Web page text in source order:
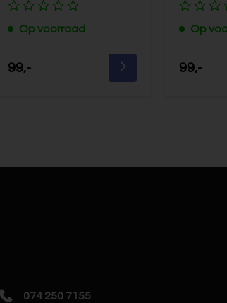
Op voorraad
99,-
Op
99,-
074 250 7155